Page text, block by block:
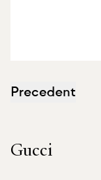
Precedent
Gucci